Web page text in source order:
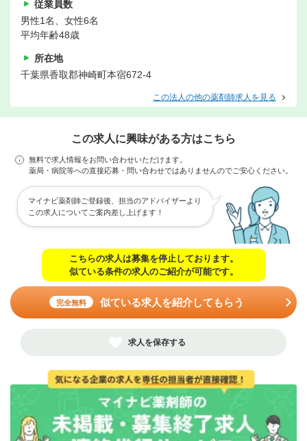
従業員数
男性1名、女性6名
平均年齢48歳
所在地
千葉県香取郡神崎町本宿672-4
この法人の他の薬剤師求人を見る
この求人に興味がある方はこちら
無料で求人情報をお問い合わせいただけます。
薬局・病院等への直接応募・問い合わせではありませんのでご安心ください。
マイナビ薬剤師ご登録後、担当のアドバイザーより
この求人についてご案内差し上げます！
こちらの求人は募集を停止しております。
似ている条件の求人のご紹介が可能です。
完全無料 似ている求人を紹介してもらう
求人を保存する